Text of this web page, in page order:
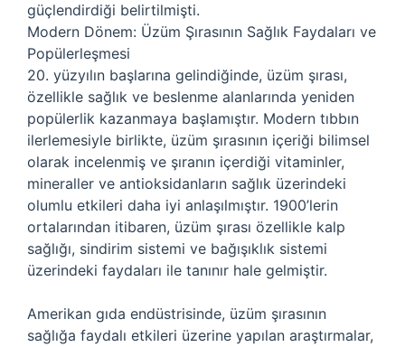
güçlendirdiği belirtilmişti.
Modern Dönem: Üzüm Şırasının Sağlık Faydaları ve
Popülerleşmesi
20. yüzyılın başlarına gelindiğinde, üzüm şırası,
özellikle sağlık ve beslenme alanlarında yeniden
popülerlik kazanmaya başlamıştır. Modern tıbbın
ilerlemesiyle birlikte, üzüm şırasının içeriği bilimsel
olarak incelenmiş ve şıranın içerdiği vitaminler,
mineraller ve antioksidanların sağlık üzerindeki
olumlu etkileri daha iyi anlaşılmıştır. 1900’lerin
ortalarından itibaren, üzüm şırası özellikle kalp
sağlığı, sindirim sistemi ve bağışıklık sistemi
üzerindeki faydaları ile tanınır hale gelmiştir.
Amerikan gıda endüstrisinde, üzüm şırasının
sağlığa faydalı etkileri üzerine yapılan araştırmalar,